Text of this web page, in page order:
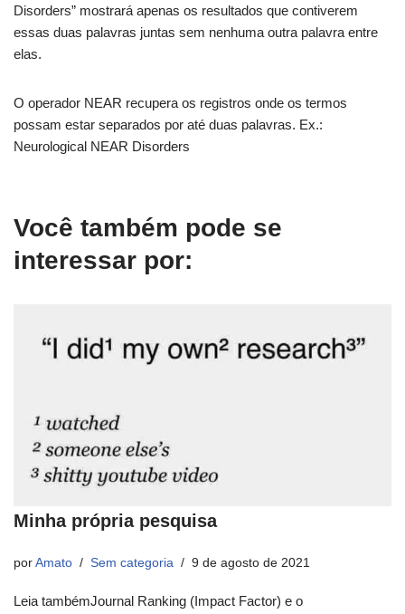
Disorders” mostrará apenas os resultados que contiverem
essas duas palavras juntas sem nenhuma outra palavra entre
elas.
O operador NEAR recupera os registros onde os termos
possam estar separados por até duas palavras. Ex.:
Neurological NEAR Disorders
Você também pode se
interessar por:
Minha própria pesquisa
por Amato Sem categoria 9 de agosto de 2021
Leia tambémJournal Ranking (Impact Factor) e o